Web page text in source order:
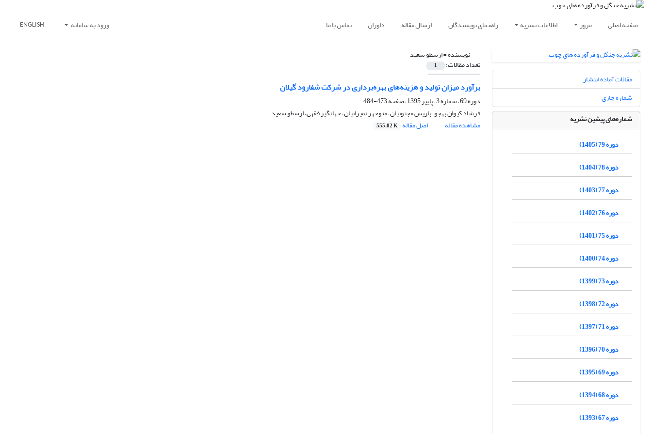
صفحه اصلی مرور اطلاعات نشریه راهنمای نویسندگان ارسال مقاله داوران تماس با ما ورود به سامانه ENGLISH
نویسنده =ارسطو سعید
تعداد مقالات: 1
برآورد میزان تولید و هزینه‌های بهره‌برداری در شرکت شفارود گیلان
دوره 69، شماره 3، پاییز 1395، صفحه
473-484
فرشاد کیوان بهجو، باریس مجنونیان، منوچهر نمیرانیان، جهانگیر فقهی، ارسطو سعید
مشاهده مقاله
اصل مقاله 555.02 K
مقالات آماده انتشار
شماره جاری
شماره‌های پیشین نشریه
دوره 79 (1405)
دوره 78 (1404)
دوره 77 (1403)
دوره 76 (1402)
دوره 75 (1401)
دوره 74 (1400)
دوره 73 (1399)
دوره 72 (1398)
دوره 71 (1397)
دوره 70 (1396)
دوره 69 (1395)
دوره 68 (1394)
دوره 67 (1393)